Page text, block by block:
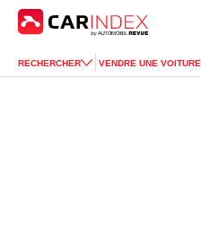
RECHERCHER VENDRE UNE VOITURE